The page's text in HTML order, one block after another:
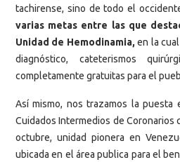
tachirense, sino de todo el
varias metas entre las que
Unidad de Hemodinamia, en la
diagnóstico, cateterismos
completamente gratuitas para el
Así mismo, nos trazamos la puesta
Cuidados Intermedios de Coronarios
octubre, unidad pionera en
ubicada en el área publica para el